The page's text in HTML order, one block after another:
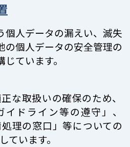
個人データの漏えい、滅失
の個人データの安全管理の
ています。
な取扱いの確保のため、
イドライン等の遵守」、
処理の窓口」等についての
ています。